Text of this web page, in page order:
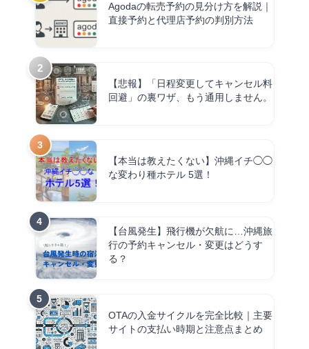
Agodaの転売予約の見分け方を解説｜
直接予約と代理店予約の判別方法
【悲報】「日程変更してキャンセル料
回避」の裏ワザ、もう通用しません。
【本当は教えたくない】沖縄イチ◯◯
な変わり種ホテル 5選！
【台風発生】飛行機が欠航に…沖縄旅
行の予約キャンセル・変更はどうす
る？
OTAの入金サイクルを完全比較｜主要
サイトの支払い時期と注意点まとめ